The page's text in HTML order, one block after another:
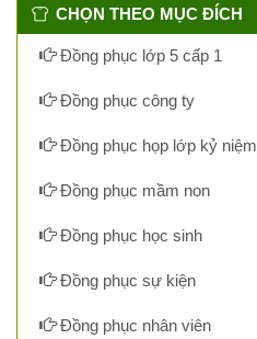
CHỌN THEO MỤC ĐÍCH
Đồng phục lớp 5 cấp 1
Đồng phục công ty
Đồng phục họp lớp kỷ niệm
Đồng phục mầm non
Đồng phục học sinh
Đồng phục sự kiện
Đồng phục nhân viên